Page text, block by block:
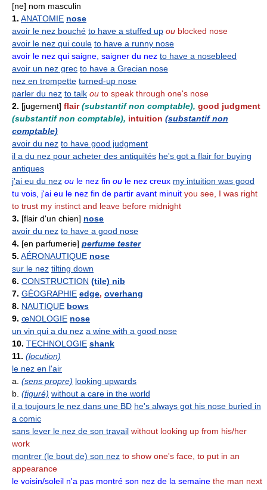
[ne] nom masculin
1. ANATOMIE nose
avoir le nez bouché to have a stuffed up ou blocked nose
avoir le nez qui coule to have a runny nose
avoir le nez qui saigne, saigner du nez to have a nosebleed
avoir un nez grec to have a Grecian nose
nez en trompette turned-up nose
parler du nez to talk ou to speak through one's nose
2. [jugement] flair(substantif non comptable), good judgment
(substantif non comptable), intuition (substantif non
comptable)
avoir du nez to have good judgment
il a du nez pour acheter des antiquités he's got a flair for buying
antiques
j'ai eu du nez ou le nez fin ou le nez creux my intuition was good
tu vois, j'ai eu le nez fin de partir avant minuit you see, I was right
to trust my instinct and leave before midnight
3. [flair d'un chien] nose
avoir du nez to have a good nose
4. [en parfumerie] perfume tester
5. AÉRONAUTIQUE nose
sur le nez tilting down
6. CONSTRUCTION (tile) nib
7. GÉOGRAPHIE edge, overhang
8. NAUTIQUE bows
9. œNOLOGIE nose
un vin qui a du nez a wine with a good nose
10. TECHNOLOGIE shank
11. (locution)
le nez en l'air
a. (sens propre) looking upwards
b. (figuré) without a care in the world
il a toujours le nez dans une BD he's always got his nose buried in
a comic
sans lever le nez de son travail without looking up from his/her
work
montrer (le bout de) son nez to show one's face, to put in an
appearance
le voisin/soleil n'a pas montré son nez de la semaine the man next